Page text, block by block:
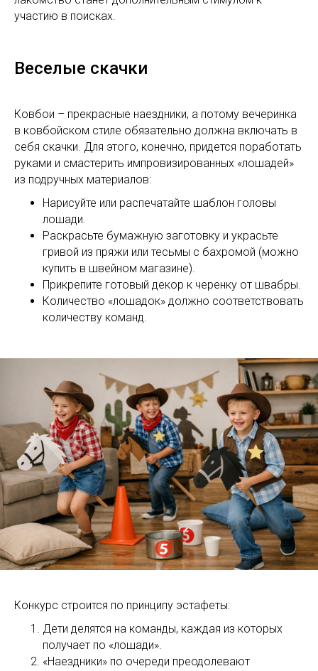
участию в поисках.
Веселые скачки
Ковбои – прекрасные наездники, а потому вечеринка
в ковбойском стиле обязательно должна включать в
себя скачки. Для этого, конечно, придется поработать
руками и смастерить импровизированных «лошадей»
из подручных материалов:
Нарисуйте или распечатайте шаблон головы
лошади.
Раскрасьте бумажную заготовку и украсьте
гривой из пряжи или тесьмы с бахромой (можно
купить в швейном магазине).
Прикрепите готовый декор к черенку от швабры.
Количество «лошадок» должно соответствовать
количеству команд.
Конкурс строится по принципу эстафеты:
Дети делятся на команды, каждая из которых
получает по «лошади».
«Наездники» по очереди преодолевают